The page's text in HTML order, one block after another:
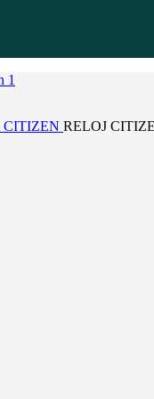
CITIZEN RELOJ